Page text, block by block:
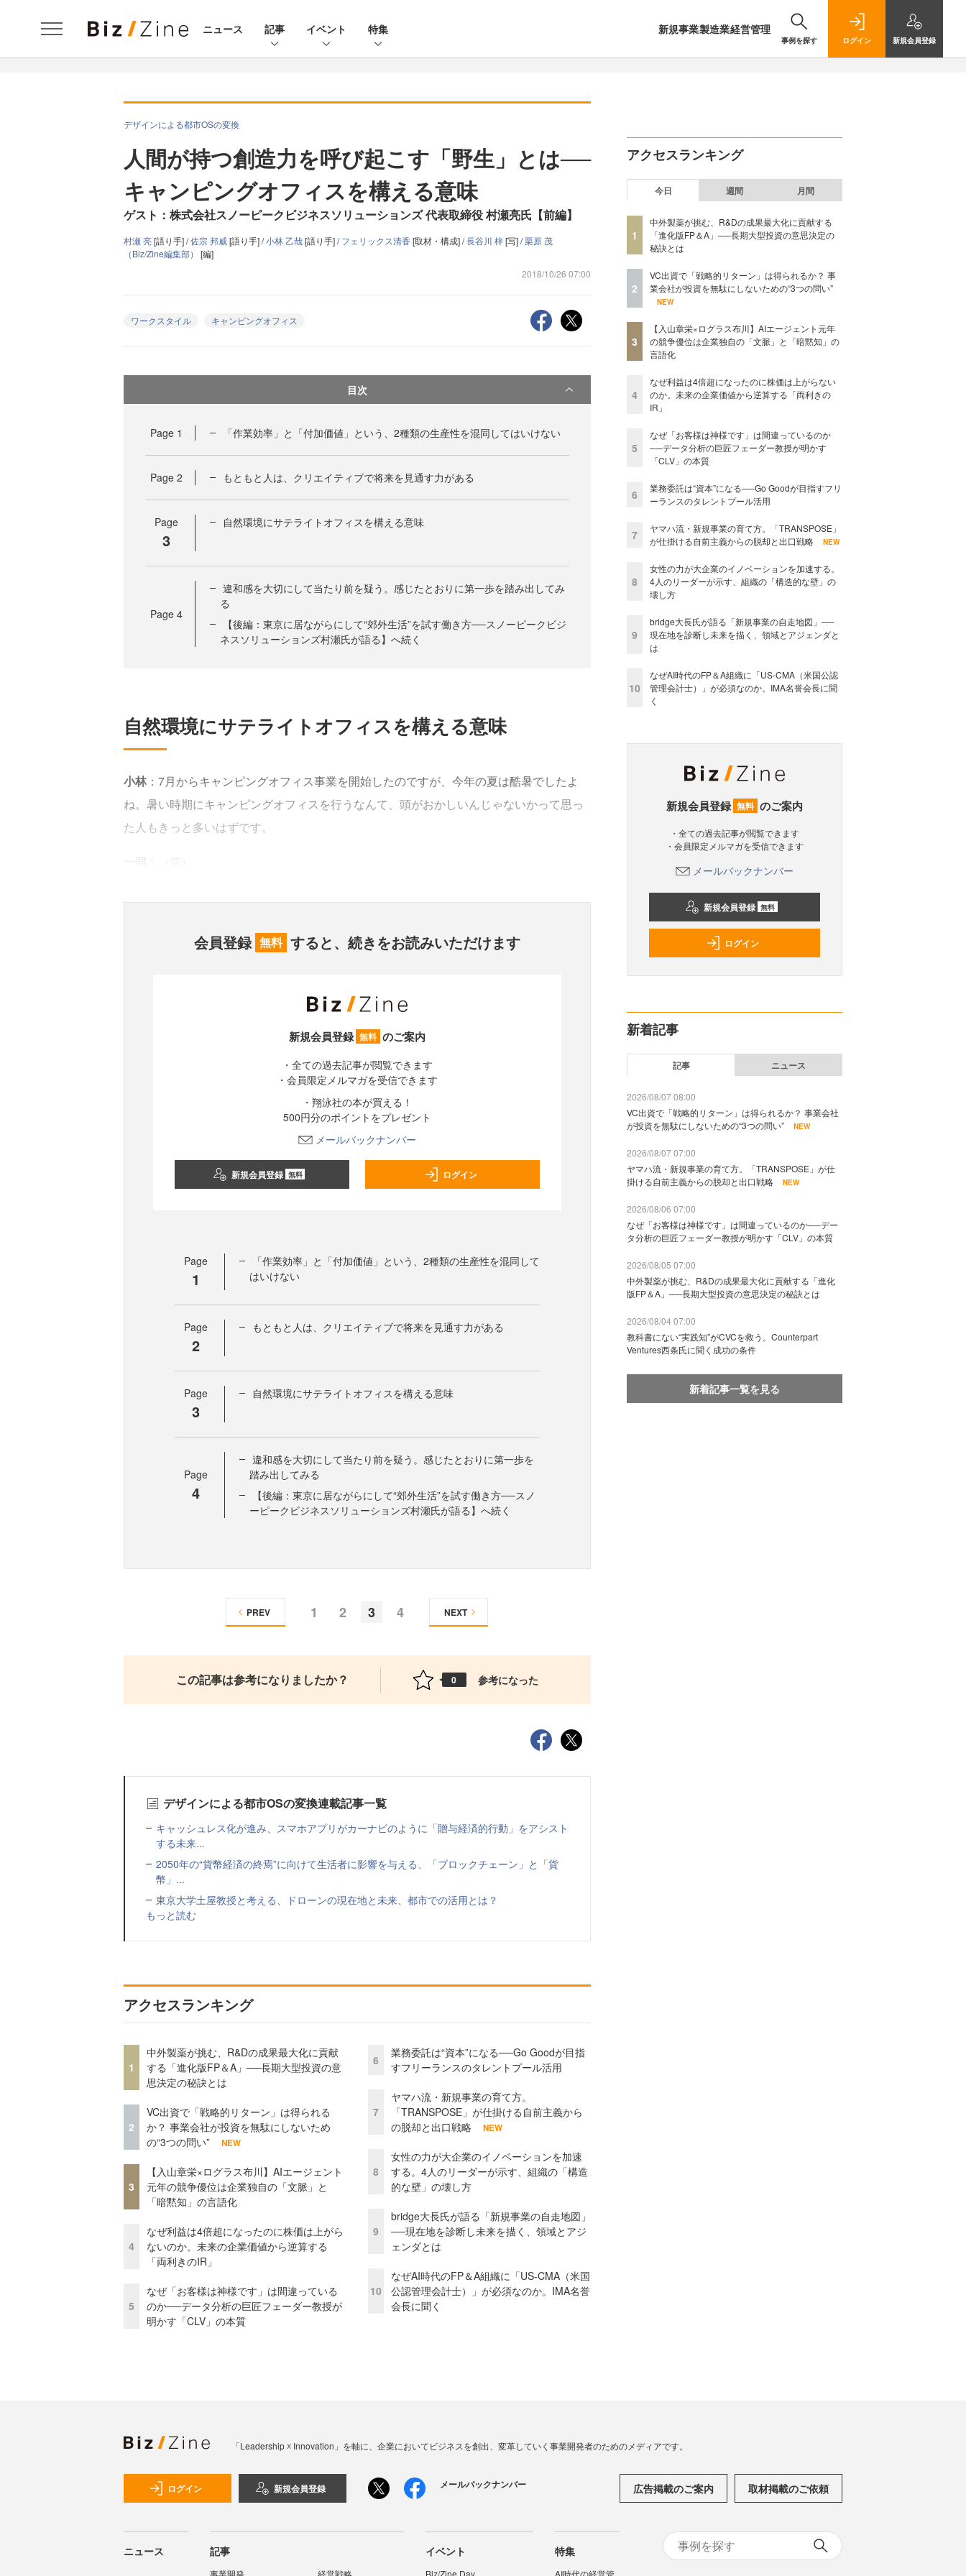
ニュース 記事 イベント 特集 新規事業製造業経営管理
事例を探す ログイン 新規会員登録
デザインによる都市OSの変換
人間が持つ創造力を呼び起こす「野生」とは──
キャンピングオフィスを構える意味
ゲスト：株式会社スノーピークビジネスソリューションズ 代表取締役 村瀬亮氏【前編】
村瀬 亮[語り手] /佐宗 邦威[語り手] /小林 乙哉[語り手] /フェリックス清香[取材・構成] /長谷川 梓[写] /栗原 茂
（Biz/Zine編集部） [編]
2018/10/26 07:00
ワークスタイル キャンピングオフィス
目次
Page 1 「作業効率」と「付加価値」という、2種類の生産性を混同してはいけない
Page 2 もともと人は、クリエイティブで将来を見通す力がある
Page
3
自然環境にサテライトオフィスを構える意味
Page 4
違和感を大切にして当たり前を疑う。感じたとおりに第一歩を踏み出してみ
る
【後編：東京に居ながらにして“郊外生活”を試す働き方──スノーピークビジ
ネスソリューションズ村瀬氏が語る】へ続く
自然環境にサテライトオフィスを構える意味
小林：7月からキャンピングオフィス事業を開始したのですが、今年の夏は酷暑でしたよ
ね。暑い時期にキャンピングオフィスを行うなんて、頭がおかしいんじゃないかって思っ
た人もきっと多いはずです。
会員登録 無料 すると、続きをお読みいただけます
新規会員登録 無料 のご案内
・全ての過去記事が閲覧できます
・会員限定メルマガを受信できます
・翔泳社の本が買える！
500円分のポイントをプレゼント
メールバックナンバー
新規会員登録 無料 ログイン
Page
1
「作業効率」と「付加価値」という、2種類の生産性を混同して
はいけない
Page
2
もともと人は、クリエイティブで将来を見通す力がある
Page
3
自然環境にサテライトオフィスを構える意味
Page
4
違和感を大切にして当たり前を疑う。感じたとおりに第一歩を
踏み出してみる
【後編：東京に居ながらにして“郊外生活”を試す働き方──スノ
ーピークビジネスソリューションズ村瀬氏が語る】へ続く
1 2 3 4
PREV NEXT
この記事は参考になりましたか？ 0 参考になった
デザインによる都市OSの変換連載記事一覧
キャッシュレス化が進み、スマホアプリがカーナビのように「贈与経済的行動」をアシスト
する未来...
2050年の“貨幣経済の終焉”に向けて生活者に影響を与える、「ブロックチェーン」と「貨
幣」...
東京大学土屋教授と考える、ドローンの現在地と未来、都市での活用とは？
もっと読む
アクセスランキング
1
中外製薬が挑む、R&Dの成果最大化に貢献
する「進化版FP＆A」──長期大型投資の意
思決定の秘訣とは
2
VC出資で「戦略的リターン」は得られる
か？ 事業会社が投資を無駄にしないため
の“3つの問い”
NEW
3
【入山章栄×ログラス布川】AIエージェント
元年の競争優位は企業独自の「文脈」と
「暗黙知」の言語化
4
なぜ利益は4倍超になったのに株価は上がら
ないのか。未来の企業価値から逆算する
「両利きのIR」
5
なぜ「お客様は神様です」は間違っている
のか──データ分析の巨匠フェーダー教授が
明かす「CLV」の本質
6
業務委託は“資本”になる──Go Goodが目指
すフリーランスのタレントプール活用
7
ヤマハ流・新規事業の育て方。
「TRANSPOSE」が仕掛ける自前主義から
の脱却と出口戦略
NEW
8
女性の力が大企業のイノベーションを加速
する。4人のリーダーが示す、組織の「構造
的な壁」の壊し方
9
bridge大長氏が語る「新規事業の自走地図」
──現在地を診断し未来を描く、領域とアジ
ェンダとは
10
なぜAI時代のFP＆A組織に「US-CMA（米国
公認管理会計士）」が必須なのか。IMA名誉
会長に聞く
アクセスランキング
今日 週間 月間
1
中外製薬が挑む、R&Dの成果最大化に貢献する
「進化版FP＆A」──長期大型投資の意思決定の
秘訣とは
2
VC出資で「戦略的リターン」は得られるか？ 事
業会社が投資を無駄にしないための“3つの問い”
NEW
3
【入山章栄×ログラス布川】AIエージェント元年
の競争優位は企業独自の「文脈」と「暗黙知」の
言語化
4
なぜ利益は4倍超になったのに株価は上がらない
のか。未来の企業価値から逆算する「両利きの
IR」
5
なぜ「お客様は神様です」は間違っているのか
──データ分析の巨匠フェーダー教授が明かす
「CLV」の本質
6
業務委託は“資本”になる──Go Goodが目指すフリ
ーランスのタレントプール活用
7
ヤマハ流・新規事業の育て方。「TRANSPOSE」
が仕掛ける自前主義からの脱却と出口戦略
NEW
8
女性の力が大企業のイノベーションを加速する。
4人のリーダーが示す、組織の「構造的な壁」の
壊し方
9
bridge大長氏が語る「新規事業の自走地図」──
現在地を診断し未来を描く、領域とアジェンダと
は
10
なぜAI時代のFP＆A組織に「US-CMA（米国公認
管理会計士）」が必須なのか。IMA名誉会長に聞
く
新規会員登録 無料 のご案内
・全ての過去記事が閲覧できます
・会員限定メルマガを受信できます
メールバックナンバー
新規会員登録 無料
ログイン
新着記事
記事 ニュース
2026/08/07 08:00
VC出資で「戦略的リターン」は得られるか？ 事業会社
が投資を無駄にしないための“3つの問い”
NEW
2026/08/07 07:00
ヤマハ流・新規事業の育て方。「TRANSPOSE」が仕
掛ける自前主義からの脱却と出口戦略
NEW
2026/08/06 07:00
なぜ「お客様は神様です」は間違っているのか──デー
タ分析の巨匠フェーダー教授が明かす「CLV」の本質
2026/08/05 07:00
中外製薬が挑む、R&Dの成果最大化に貢献する「進化
版FP＆A」──長期大型投資の意思決定の秘訣とは
2026/08/04 07:00
教科書にない“実践知”がCVCを救う。Counterpart
Ventures西条氏に聞く成功の条件
新着記事一覧を見る
「Leadership ☓ Innovation」を軸に、企業においてビジネスを創出、変革していく事業開発者のためのメディアです。
ログイン 新規会員登録 メールバックナンバー 広告掲載のご案内 取材掲載のご依頼
ニュース 記事 イベント 特集